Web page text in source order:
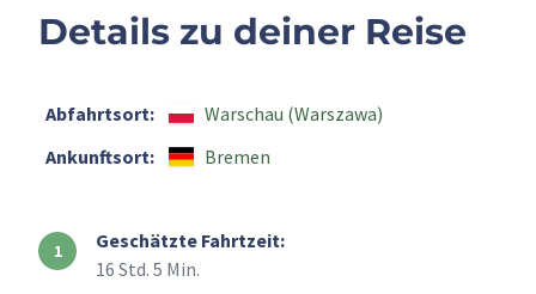
Details zu deiner Reise
Abfahrtsort:
Warschau (Warszawa)
Ankunftsort:
Bremen
Geschätzte Fahrtzeit:
16 Std. 5 Min.